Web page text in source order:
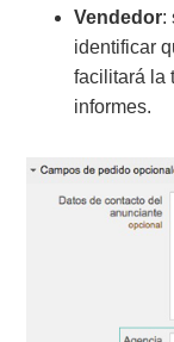
Vendedor:
identificar
facilitará la
informes.